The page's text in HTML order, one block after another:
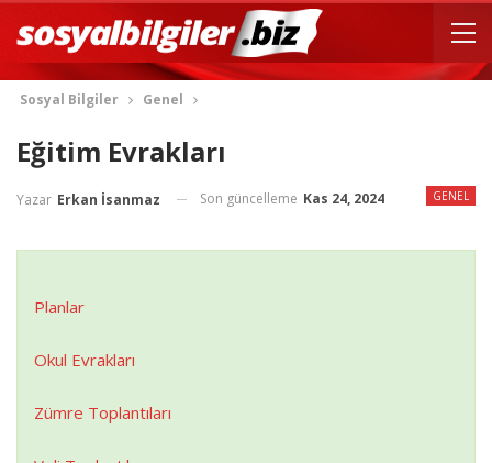
Sosyal Bilgiler Genel
Eğitim Evrakları
GENEL
Yazar Erkan İsanmaz Son güncelleme Kas 24, 2024
Planlar
Okul Evrakları
Zümre Toplantıları